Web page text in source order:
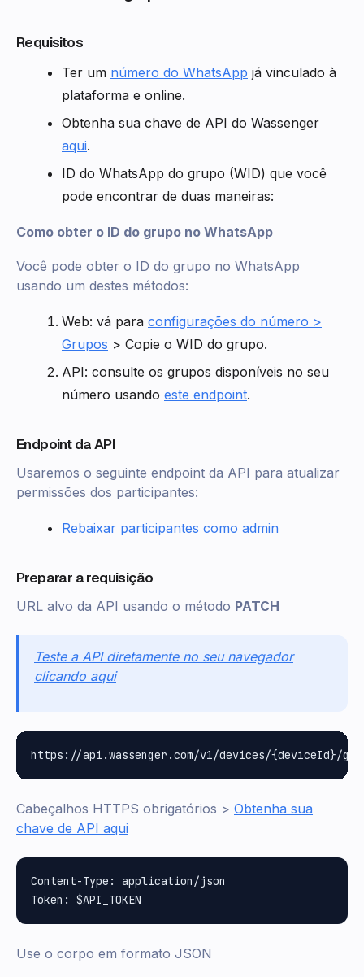
Requisitos
Ter um número do WhatsApp já vinculado à
plataforma e online.
Obtenha sua chave de API do Wassenger
aqui.
ID do WhatsApp do grupo (WID) que você
pode encontrar de duas maneiras:
Como obter o ID do grupo no WhatsApp
Você pode obter o ID do grupo no WhatsApp
usando um destes métodos:
Web: vá para configurações do número >
Grupos > Copie o WID do grupo.
API: consulte os grupos disponíveis no seu
número usando este endpoint.
Endpoint da API
Usaremos o seguinte endpoint da API para atualizar
permissões dos participantes:
Rebaixar participantes como admin
Preparar a requisição
URL alvo da API usando o método PATCH
Teste a API diretamente no seu navegador
clicando aqui
Cabeçalhos HTTPS obrigatórios > Obtenha sua
chave de API aqui
Content-Type: application/json
Use o corpo em formato JSON